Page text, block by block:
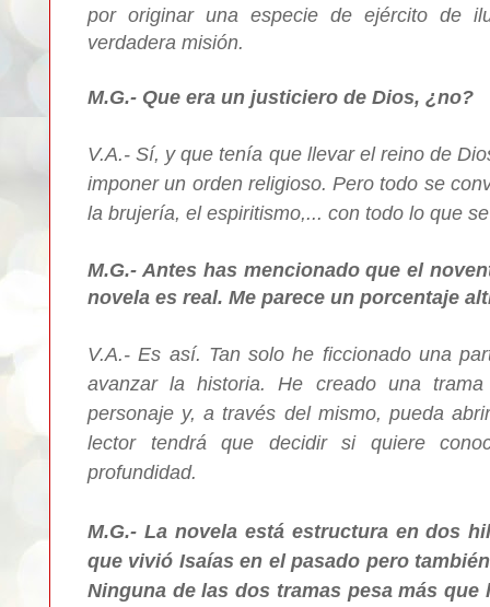
por originar una especie de ejército de
verdadera misión.
M.G.- Que era un justiciero de Dios, ¿no?
V.A.- Sí, y que tenía que llevar el reino de
imponer un orden religioso. Pero todo se
la brujería, el espiritismo,... con todo lo que
M.G.- Antes has mencionado que el
novela es real. Me parece un porcentaje
V.A.- Es así. Tan solo he ficcionado una
avanzar la historia. He creado una
personaje y, a través del mismo, pueda
lector tendrá que decidir si quiere
profundidad.
M.G.- La novela está estructura en dos
que vivió Isaías en el pasado pero
Ninguna de las dos tramas pesa más